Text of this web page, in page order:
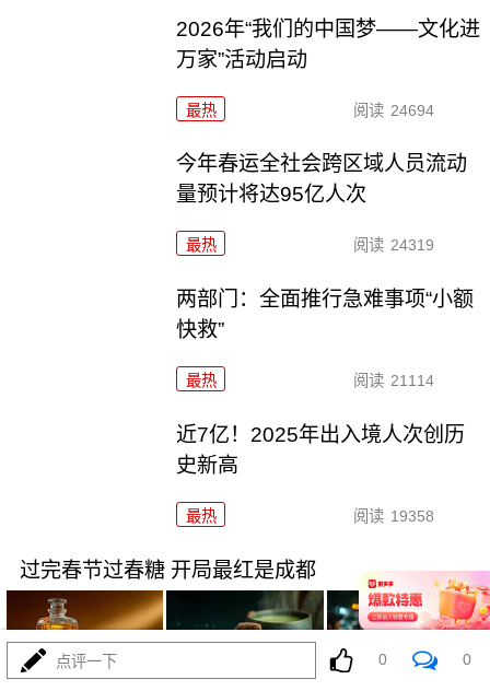
2026年“我们的中国梦——文化进
万家”活动启动
最热 阅读 24694
今年春运全社会跨区域人员流动
量预计将达95亿人次
最热 阅读 24319
两部门：全面推行急难事项“小额
快救”
最热 阅读 21114
近7亿！2025年出入境人次创历
史新高
最热 阅读 19358
过完春节过春糖 开局最红是成都
点评一下 0 0